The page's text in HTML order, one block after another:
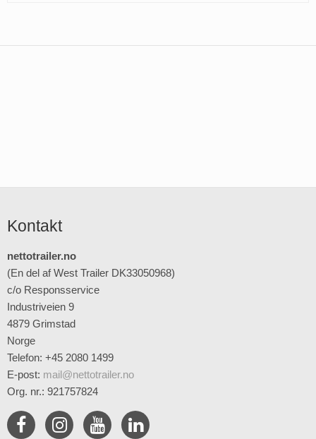
Kontakt
nettotrailer.no
(En del af West Trailer DK33050968)
c/o Responsservice
Industriveien 9
4879 Grimstad
Norge
Telefon: +45 2080 1499
E-post: mail@nettotrailer.no
Org. nr.: 921757824